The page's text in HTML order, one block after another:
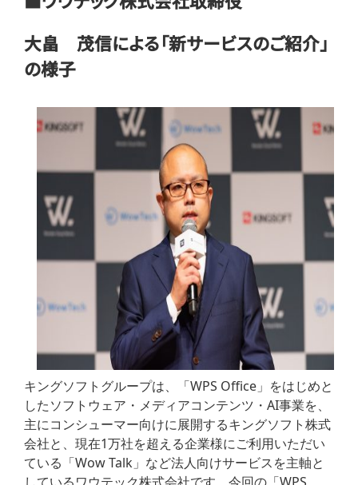
大畠 茂信による「新サービスのご紹介」
の様子
キングソフトグループは、「WPS Office」をはじめと
したソフトウェア・メディアコンテンツ・AI事業を、
主にコンシューマー向けに展開するキングソフト株式
会社と、現在1万社を超える企業様にご利用いただい
ている「Wow Talk」など法人向けサービスを主軸と